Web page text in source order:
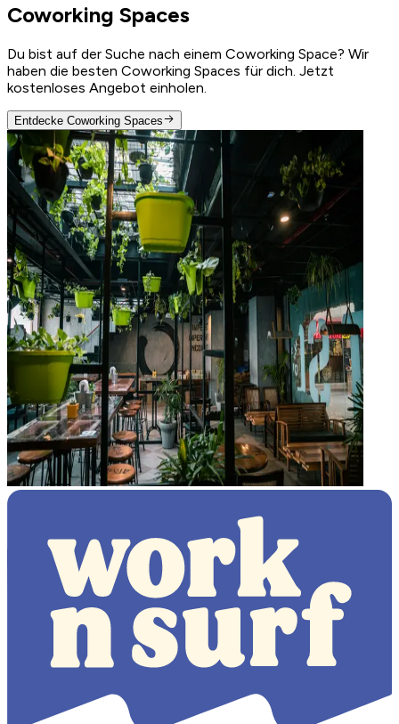
Coworking Spaces
Du bist auf der Suche nach einem Coworking Space? Wir
haben die besten Coworking Spaces für dich. Jetzt
kostenloses Angebot einholen.
Entdecke Coworking Spaces